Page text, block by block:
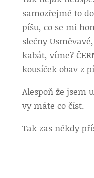
samozřejmě to
píšu, co se mi
slečny
kabát, víme?
kousíček obav z
Alespoň že jsem
vy máte co číst.
Tak zas někdy